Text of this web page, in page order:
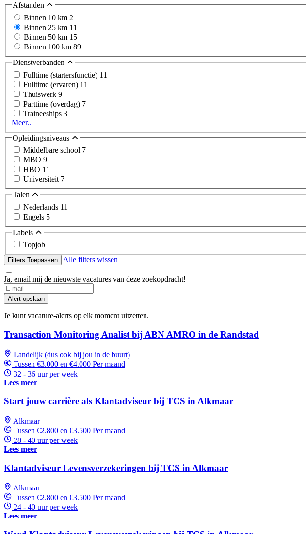
Afstanden
Binnen 10 km 2
Binnen 25 km 11
Binnen 50 km 15
Binnen 100 km 89
Dienstverbanden
Fulltime (startersfunctie) 11
Fulltime (ervaren) 11
Thuiswerk 9
Parttime (overdag) 7
Traineeships 3
Meer...
Opleidingsniveaus
Middelbare school 7
MBO 9
HBO 11
Universiteit 7
Talen
Nederlands 11
Engels 5
Labels
Topjob
Filters Toepassen Alle filters wissen
Ja, email mij de nieuwste vacatures van deze zoekopdracht!
Alert opslaan
Je kunt vacature-alerts op elk moment uitzetten.
Transaction Monitoring Analist bij ABN AMRO in de Randstad
Landelijk (dus ook bij jou in de buurt)
Tussen €3.000 en €4.000 Per maand
32 - 36 uur per week
Lees meer
Start jouw carrière als Klantadviseur bij TCS in Alkmaar
Alkmaar
Tussen €2.800 en €3.500 Per maand
28 - 40 uur per week
Lees meer
Klantadviseur Levensverzekeringen bij TCS in Alkmaar
Alkmaar
Tussen €2.800 en €3.500 Per maand
24 - 40 uur per week
Lees meer